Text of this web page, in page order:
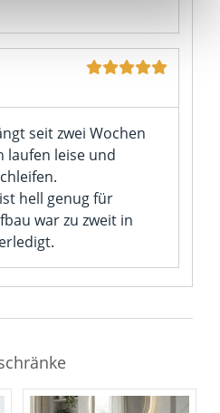
seit zwei Wochen
laufen leise und
hell genug für
war zu zweit in